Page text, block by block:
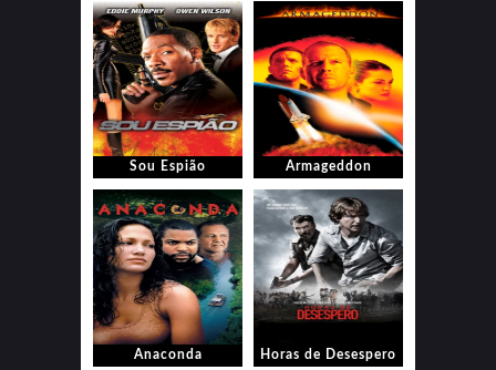
Sou Espião Armageddon
Anaconda Horas de Desespero